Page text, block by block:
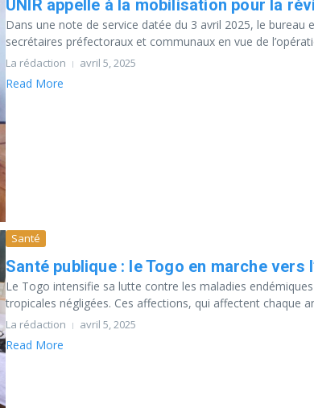
UNIR appelle à la mobilisation pour la
Dans une note de service datée du 3 avril 2025, le
secrétaires préfectoraux et communaux en vue de
La rédaction avril 5, 2025
Read More
Santé
Santé publique : le Togo en marche
Le Togo intensifie sa lutte contre les maladies
tropicales négligées. Ces affections, qui affectent chaque
La rédaction avril 5, 2025
Read More